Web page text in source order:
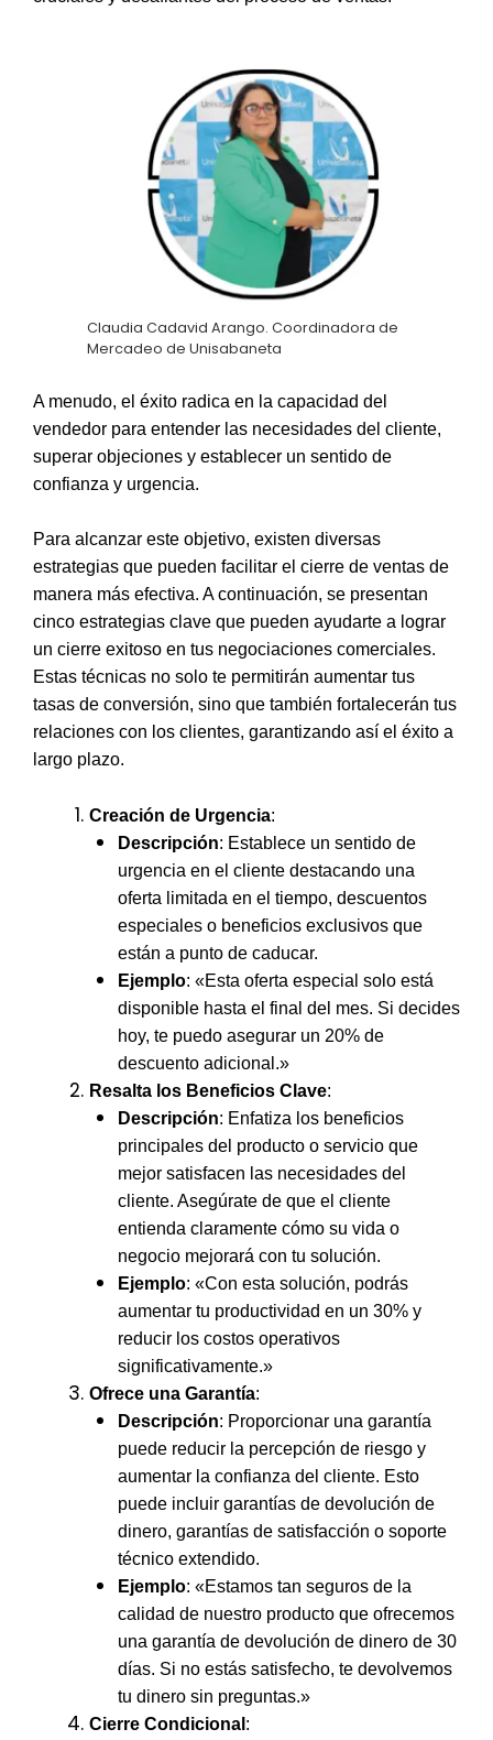
Claudia Cadavid Arango. Coordinadora de
Mercadeo de Unisabaneta
A menudo, el éxito radica en la capacidad del
vendedor para entender las necesidades del cliente,
superar objeciones y establecer un sentido de
confianza y urgencia.
Para alcanzar este objetivo, existen diversas
estrategias que pueden facilitar el cierre de ventas de
manera más efectiva. A continuación, se presentan
cinco estrategias clave que pueden ayudarte a lograr
un cierre exitoso en tus negociaciones comerciales.
Estas técnicas no solo te permitirán aumentar tus
tasas de conversión, sino que también fortalecerán tus
relaciones con los clientes, garantizando así el éxito a
largo plazo.
Creación de Urgencia:
Descripción: Establece un sentido de
urgencia en el cliente destacando una
oferta limitada en el tiempo, descuentos
especiales o beneficios exclusivos que
están a punto de caducar.
Ejemplo: «Esta oferta especial solo está
disponible hasta el final del mes. Si decides
hoy, te puedo asegurar un 20% de
descuento adicional.»
Resalta los Beneficios Clave:
Descripción: Enfatiza los beneficios
principales del producto o servicio que
mejor satisfacen las necesidades del
cliente. Asegúrate de que el cliente
entienda claramente cómo su vida o
negocio mejorará con tu solución.
Ejemplo: «Con esta solución, podrás
aumentar tu productividad en un 30% y
reducir los costos operativos
significativamente.»
Ofrece una Garantía:
Descripción: Proporcionar una garantía
puede reducir la percepción de riesgo y
aumentar la confianza del cliente. Esto
puede incluir garantías de devolución de
dinero, garantías de satisfacción o soporte
técnico extendido.
Ejemplo: «Estamos tan seguros de la
calidad de nuestro producto que ofrecemos
una garantía de devolución de dinero de 30
días. Si no estás satisfecho, te devolvemos
tu dinero sin preguntas.»
Cierre Condicional :